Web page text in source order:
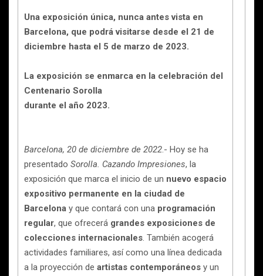
Una exposición única, nunca antes vista en
Barcelona, que podrá visitarse desde el 21 de
diciembre hasta el 5 de marzo de 2023.
La exposición se enmarca en la celebración del
Centenario Sorolla
durante el año 2023.
Barcelona, 20 de diciembre de 2022.- Hoy se ha
presentado Sorolla. Cazando Impresiones, la
exposición que marca el inicio de un nuevo espacio
expositivo permanente en la ciudad de
Barcelona y que contará con una programación
regular, que ofrecerá grandes exposiciones de
colecciones internacionales. También acogerá
actividades familiares, así como una línea dedicada
a la proyección de artistas contemporáneos y un